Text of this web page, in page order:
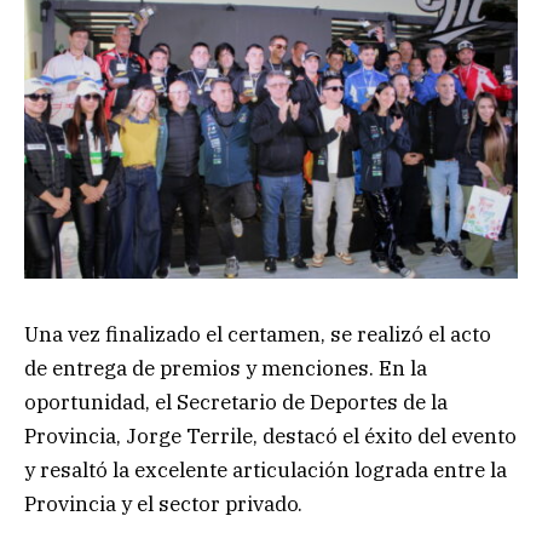
Una vez finalizado el certamen, se realizó el acto
de entrega de premios y menciones. En la
oportunidad, el Secretario de Deportes de la
Provincia, Jorge Terrile, destacó el éxito del evento
y resaltó la excelente articulación lograda entre la
Provincia y el sector privado.